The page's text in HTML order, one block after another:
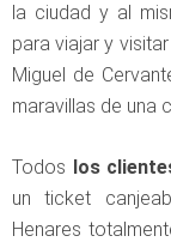
la ciudad y al
para viajar y
Miguel de
maravillas de una
Todos los
un ticket
Henares